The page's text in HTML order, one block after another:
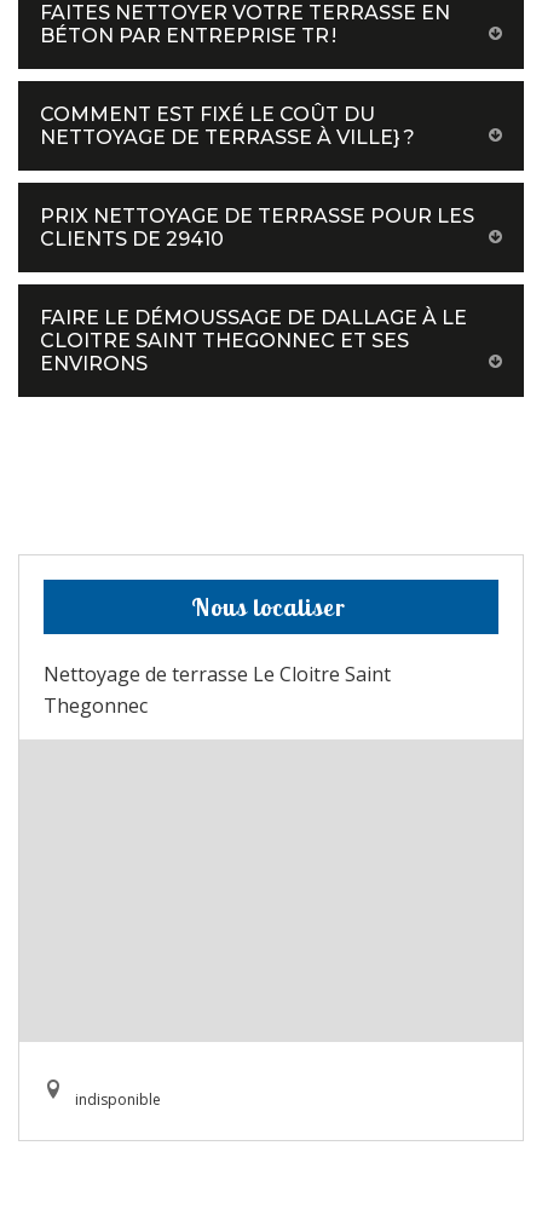
FAITES NETTOYER VOTRE TERRASSE EN
BÉTON PAR ENTREPRISE TR !
COMMENT EST FIXÉ LE COÛT DU
NETTOYAGE DE TERRASSE À VILLE} ?
PRIX NETTOYAGE DE TERRASSE POUR LES
CLIENTS DE 29410
FAIRE LE DÉMOUSSAGE DE DALLAGE À LE
CLOITRE SAINT THEGONNEC ET SES
ENVIRONS
Nous localiser
Nettoyage de terrasse Le Cloitre Saint
Thegonnec
indisponible